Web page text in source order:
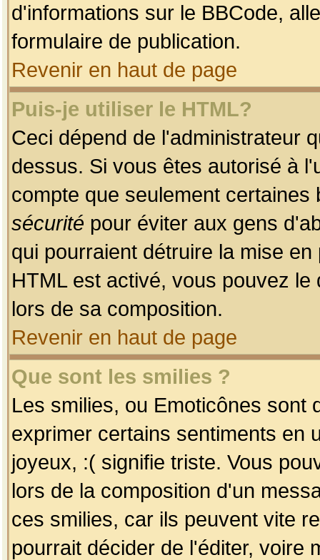
d'informations sur le BBCode,
formulaire de publication.
Revenir en haut de page
Puis-je utiliser le HTML?
Ceci dépend de l'administrateur
dessus. Si vous êtes autorisé à
compte que seulement
sécurité pour éviter aux gens
qui pourraient détruire la mise
HTML est activé, vous pouvez
lors de sa composition.
Revenir en haut de page
Que sont les smilies ?
Les smilies, ou Emoticônes sont
exprimer certains sentiments en
joyeux, :( signifie triste. Vous
lors de la composition d'un
ces smilies, car ils peuvent vite
pourrait décider de l'éditer, voire